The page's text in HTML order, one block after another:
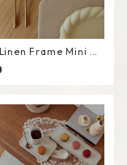
Frame Mini M